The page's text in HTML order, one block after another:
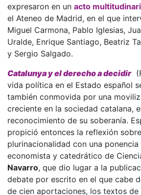
expresaron en un acto
el Ateneo de Madrid, en el que
Miguel Carmona, Pablo Iglesias,
Uralde, Enrique Santiago, Beatriz
y Sergio Salgado.
Catalunya y el derecho a decidir
vida política en el Estado español
también conmovida por una
creciente en la sociedad catalana,
reconocimiento de su soberanía.
propició entonces la reflexión
plurinacionalidad con una
economista y catedrático de
Navarro, que dio lugar a la
debate por escrito en el que cabe
de cien aportaciones, los textos de